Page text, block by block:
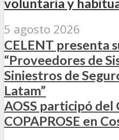
5 agosto 2026
CELENT presenta
“Proveedores de
Siniestros de
Latam”
AOSS participó del
COPAPROSE en